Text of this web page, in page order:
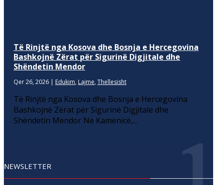
Të Rinjtë nga Kosova dhe Bosnja e Hercegovina
Bashkojnë Zërat për Sigurinë Digjitale dhe
Shëndetin Mendor
Qer 26, 2026 | Edukim, Lajme, Thellesisht
Të Rinjtë nga Kosova dhe Bosnja e Hercegovina
Bashkojnë Zërat për Sigurinë Digjitale dhe
Shëndetin Mendor Në Kamenicë,...
NEWSLETTER